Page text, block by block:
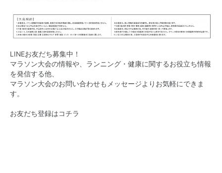
LINEお友だち募集中！
マラソン大会の情報や、ランニング・健康に関するお役立ち情報
を発信する他、
マラソン大会のお問い合わせもメッセージよりお気軽にできま
す。
お友だち登録はコチラ